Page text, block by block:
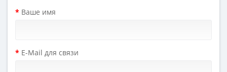
Ваше имя
E-Mail для связи